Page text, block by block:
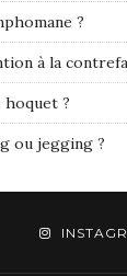
?
à la
hoquet ?
ou jegging ?